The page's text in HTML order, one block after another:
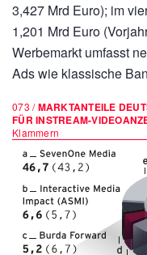
3,427 Mrd Euro); im
1,201 Mrd Euro
Werbemarkt umfasst
Ads wie klassische
073 /MARKTANTEILE
FÜR INSTREAM-
Klammern